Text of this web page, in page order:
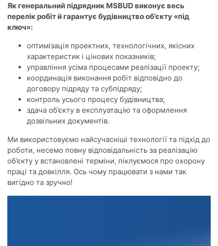
Як генеральний підрядник MSBUD виконує весь
перелік робіт й гарантує будівництво об’єкту «під
ключ»:
оптимізація проектних, технологічних, якісних
характеристик і цінових показників;
управління усіма процесами реалізації проекту;
координація виконання робіт відповідно до
договору підряду та субпідряду;
контроль усього процесу будівництва;
здача об’єкту в експлуатацію та оформлення
дозвільних документів.
Ми використовуємо найсучасніші технології та підхід до
роботи, несемо повну відповідальність за реалізацію
об’єкту у встановлені терміни, піклуємося про охорону
праці та довкілля. Ось чому працювати з нами так
вигідно та зручно!